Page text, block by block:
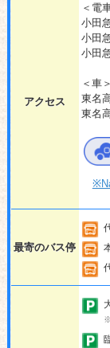
アクセス
＜電
小田
小田
小田
＜車＞
東名
東名
最寄のバス停